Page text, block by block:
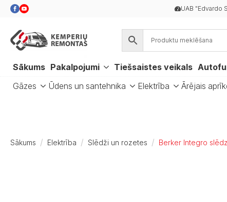
UAB "Edvardo
Sākums Pakalpojumi Tiešsaistes veikals
Gāzes
Ūdens un santehnika Elektrība Ārējais
Sākums Elektrība Slēdži un rozetes Berker Integro